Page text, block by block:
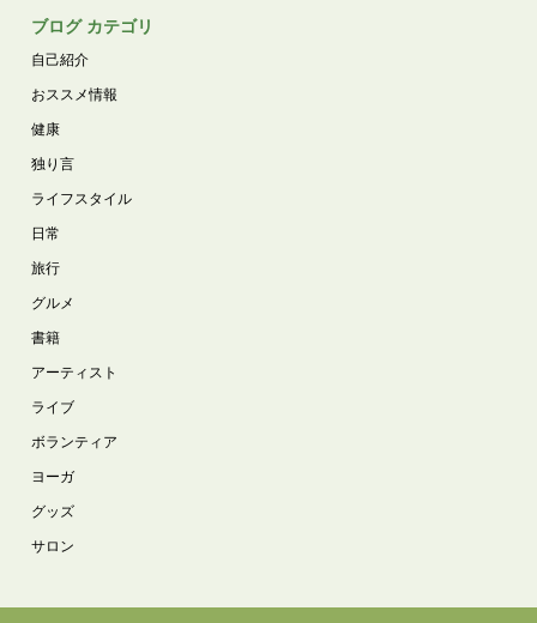
ブログ カテゴリ
自己紹介
おススメ情報
健康
独り言
ライフスタイル
日常
旅行
グルメ
書籍
アーティスト
ライブ
ボランティア
ヨーガ
グッズ
サロン